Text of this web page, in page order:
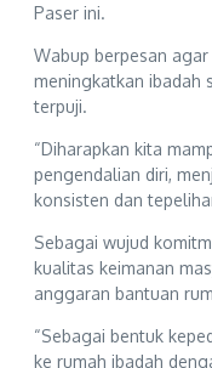
Paser ini.
Wabup berpesan
meningkatkan ibadah
terpuji.
“Diharapkan kita
pengendalian diri,
konsisten dan
Sebagai wujud
kualitas keimanan
anggaran bantuan
“Sebagai bentuk
ke rumah ibadah